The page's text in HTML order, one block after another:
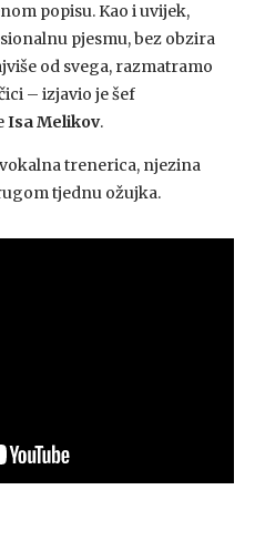
popisu. Kao i uvijek,
pjesmu, bez obzira
od svega, razmatramo
– izjavio je šef
Isa Melikov.
trenerica, njezina
tjednu ožujka.